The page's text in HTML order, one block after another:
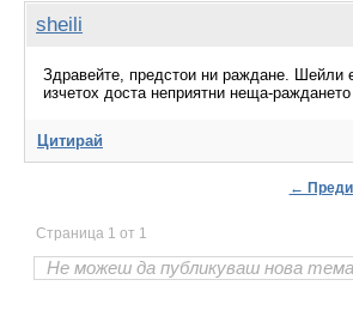
sheili
Здравейте, предстои ни раждане. Шейли
изчетох доста неприятни неща-
Цитирай
←
Страница 1 от 1
Не можеш да публикуваш нова тема